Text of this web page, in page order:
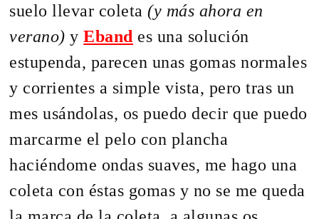
suelo llevar coleta(y más ahora en
verano) yEband es una solución
estupenda, parecen unas gomas normales
y corrientes a simple vista, pero tras un
mes usándolas, os puedo decir que puedo
marcarme el pelo con plancha
haciéndome ondas suaves, me hago una
coleta con éstas gomas y no se me queda